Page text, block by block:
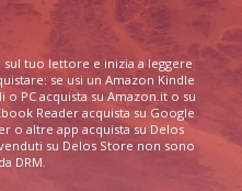
sul tuo lettore e inizia a leggere
se usi un Amazon Kindle
PC acquista su Amazon.it o su
Reader acquista su Google
o altre app acquista su Delos
su Delos Store non sono
DRM.